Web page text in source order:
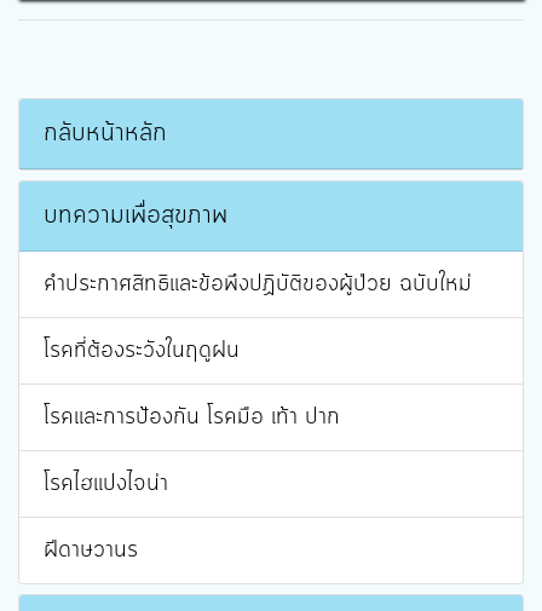
กลับหน้าหลัก
บทความเพื่อสุขภาพ
คำประกาศสิทธิและข้อพึงปฏิบัติของผู้ป่วย ฉบับใหม่
โรคที่ต้องระวังในฤดูฝน
โรคและการป้องกัน โรคมือ เท้า ปาก
โรคไฮแปงไจน่า
ฝีดาษวานร